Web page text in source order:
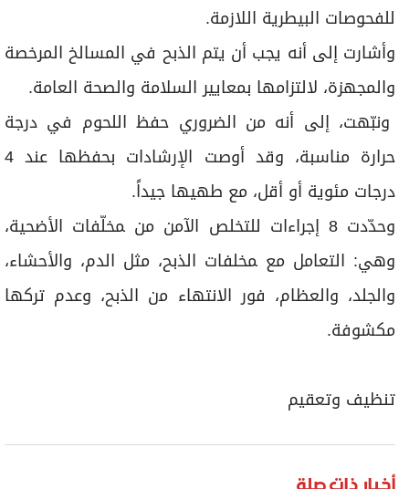
ﻟﻠﻔﺤﻮﺻﺎت اﻟﺒﻴﻄﺮﻳﺔ اﻟﻼزﻣﺔ.
وأشارت إلى أنه ﻳﺠﺐ أن ﻳﺘﻢ اﻟﺬﺑﺢ ﻓﻲ اﻟﻤﺴﺎﻟﺦ اﻟﻤﺮﺧﺼﺔ
واﻟﻤﺠﻬﺰة، ﻻﻟﺘﺰاﻣﻬﺎ ﺑﻤﻌﺎﻳﻴﺮ اﻟﺴﻼﻣﺔ واﻟﺼﺤﺔ اﻟﻌﺎمة.
ونبّهت، إلى أنه من اﻟﻀﺮوري ﺣﻔﻆ اﻟﻠﺤﻮم ﻓﻲ درﺟﺔ
ﺣﺮارة ﻣﻨﺎﺳﺒﺔ، وﻗﺪ أوﺻﺖ اﻹرﺷﺎدات ﺑﺤﻔﻈﻬﺎ ﻋﻨﺪ 4
درﺟﺎت ﻣﺌﻮﻳﺔ أو أﻗﻞ، ﻣﻊ ﻃﻬﻴﻬﺎ ﺟﻴﺪاً.
وحدّدت 8 إجراءات للتخلص اﻵﻣﻦ ﻣﻦ ﻤﺨﻠّﻔﺎت الأضحية،
وهي: التعامل مع ﻤﺨﻠﻔﺎت اﻟﺬﺑﺢ، ﻣﺜﻞ اﻟﺪم، واﻷﺣﺸﺎء،
واﻟﺠﻠﺪ، واﻟﻌﻈﺎم، ﻓﻮر اﻻﻧﺘﻬﺎء ﻣن الذبح، وﻋﺪم ﺗﺮﻛﻬﺎ
ﻣﻜﺸﻮﻓﺔ.
ﺗﻨﻈﻴﻒ وﺗﻌﻘﻴﻢ